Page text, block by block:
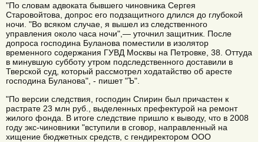
"По словам адвоката бывшего чиновника Сергея
Старовойтова, допрос его подзащитного длился до глубокой
ночи. "Во всяком случае, я вышел из следственного
управления около часа ночи",— уточнил защитник. После
допроса господина Буланова поместили в изолятор
временного содержания ГУВД Москвы на Петровке, 38. Оттуда
в минувшую субботу утром подследственного доставили в
Тверской суд, который рассмотрел ходатайство об аресте
господина Буланова", - пишет "Ъ".
"По версии следствия, господин Спирин был причастен к
растрате 23 млн руб., выделенных префектурой на ремонт
жилого фонда. В итоге следствие пришло к выводу, что в 2008
году экс-чиновники "вступили в сговор, направленный на
хищение бюджетных средств, с гендиректором ООО